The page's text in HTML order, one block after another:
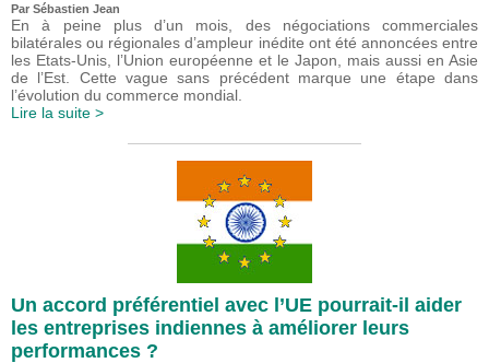
Par Sébastien Jean
En à peine plus d’un mois, des négociations commerciales
bilatérales ou régionales d’ampleur inédite ont été annoncées entre
les Etats-Unis, l’Union européenne et le Japon, mais aussi en Asie
de l’Est. Cette vague sans précédent marque une étape dans
l’évolution du commerce mondial.
Lire la suite >
Un accord préférentiel avec l’UE pourrait-il aider
les entreprises indiennes à améliorer leurs
performances ?